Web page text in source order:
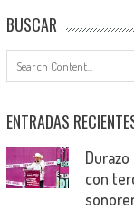
BUSCAR
ENTRADAS
con